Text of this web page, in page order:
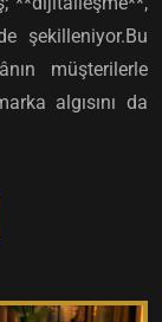
şekilleniyor.Bu
müşterilerle
algısını da